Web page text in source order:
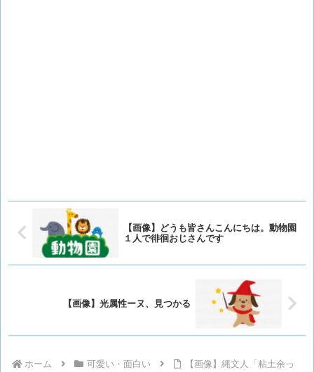
【画像】どうも皆さんこんにちは。動物園
１人で徘徊おじさんです
【画像】光属性ーヌ、見つかる
ホーム 可愛い・面白い
【画像】縄文人「粘土余っ